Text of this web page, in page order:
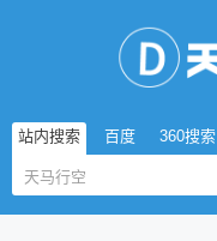
站内搜索 百度 360搜索